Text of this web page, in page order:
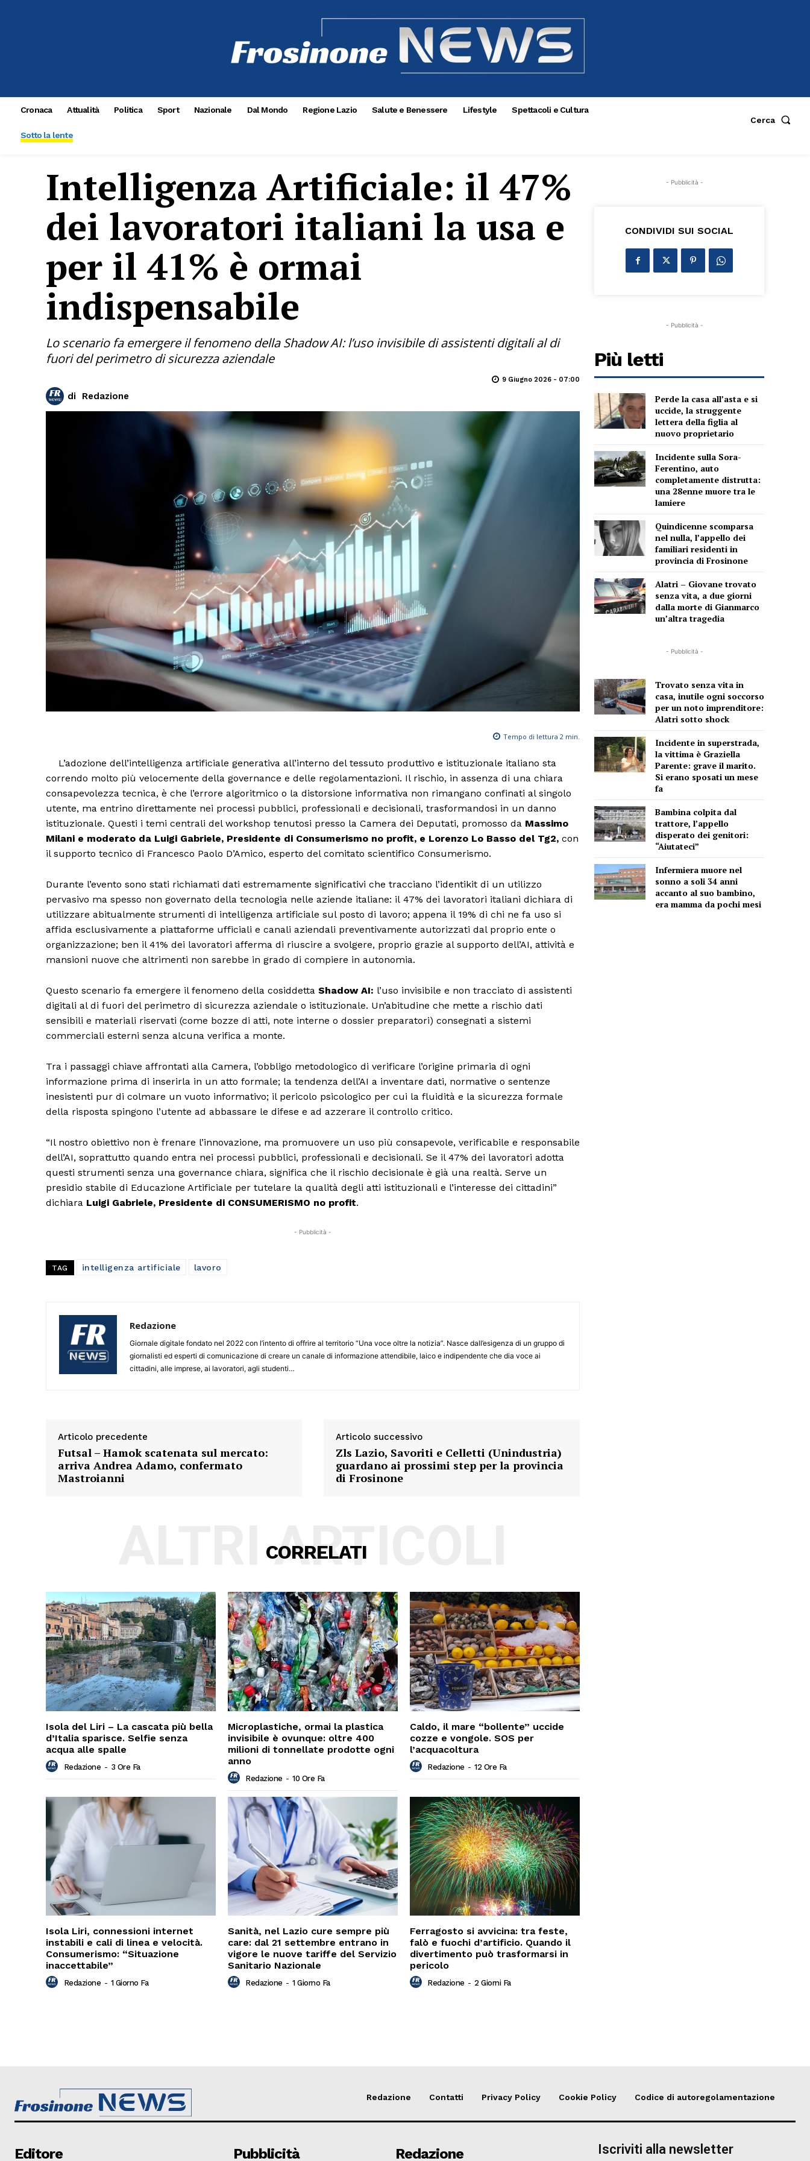
Cronaca Attualità Politica Sport Nazionale Dal Mondo Regione Lazio Salute e Benessere Lifestyle Spettacoli e Cultura
Sotto la lente
Cerca
Intelligenza Artificiale: il 47%
dei lavoratori italiani la usa e
per il 41% è ormai
indispensabile
Lo scenario fa emergere il fenomeno della Shadow AI: l’uso invisibile di assistenti digitali al di
fuori del perimetro di sicurezza aziendale
di Redazione
9 Giugno 2026 - 07:00
Tempo di lettura 2 min.
L’adozione dell’intelligenza artificiale generativa all’interno del tessuto produttivo e istituzionale italiano sta
correndo molto più velocemente della governance e delle regolamentazioni. Il rischio, in assenza di una chiara
consapevolezza tecnica, è che l’errore algoritmico o la distorsione informativa non rimangano confinati al singolo
utente, ma entrino direttamente nei processi pubblici, professionali e decisionali, trasformandosi in un danno
istituzionale. Questi i temi centrali del workshop tenutosi presso la Camera dei Deputati, promosso da Massimo
Milani e moderato da Luigi Gabriele, Presidente di Consumerismo no profit, e Lorenzo Lo Basso del Tg2, con
il supporto tecnico di Francesco Paolo D’Amico, esperto del comitato scientifico Consumerismo.
Durante l’evento sono stati richiamati dati estremamente significativi che tracciano l’identikit di un utilizzo
pervasivo ma spesso non governato della tecnologia nelle aziende italiane: il 47% dei lavoratori italiani dichiara di
utilizzare abitualmente strumenti di intelligenza artificiale sul posto di lavoro; appena il 19% di chi ne fa uso si
affida esclusivamente a piattaforme ufficiali e canali aziendali preventivamente autorizzati dal proprio ente o
organizzazione; ben il 41% dei lavoratori afferma di riuscire a svolgere, proprio grazie al supporto dell’AI, attività e
mansioni nuove che altrimenti non sarebbe in grado di compiere in autonomia.
Questo scenario fa emergere il fenomeno della cosiddetta Shadow AI: l’uso invisibile e non tracciato di assistenti
digitali al di fuori del perimetro di sicurezza aziendale o istituzionale. Un’abitudine che mette a rischio dati
sensibili e materiali riservati (come bozze di atti, note interne o dossier preparatori) consegnati a sistemi
commerciali esterni senza alcuna verifica a monte.
Tra i passaggi chiave affrontati alla Camera, l’obbligo metodologico di verificare l’origine primaria di ogni
informazione prima di inserirla in un atto formale; la tendenza dell’AI a inventare dati, normative o sentenze
inesistenti pur di colmare un vuoto informativo; il pericolo psicologico per cui la fluidità e la sicurezza formale
della risposta spingono l’utente ad abbassare le difese e ad azzerare il controllo critico.
“Il nostro obiettivo non è frenare l’innovazione, ma promuovere un uso più consapevole, verificabile e responsabile
dell’AI, soprattutto quando entra nei processi pubblici, professionali e decisionali. Se il 47% dei lavoratori adotta
questi strumenti senza una governance chiara, significa che il rischio decisionale è già una realtà. Serve un
presidio stabile di Educazione Artificiale per tutelare la qualità degli atti istituzionali e l’interesse dei cittadini”
dichiara Luigi Gabriele, Presidente di CONSUMERISMO no profit.
- Pubblicità -
TAG intelligenza artificiale lavoro
Redazione
Giornale digitale fondato nel 2022 con l’intento di offrire al territorio “Una voce oltre la notizia”. Nasce dall’esigenza di un gruppo di
giornalisti ed esperti di comunicazione di creare un canale di informazione attendibile, laico e indipendente che dia voce ai
cittadini, alle imprese, ai lavoratori, agli studenti…
Articolo precedente
Futsal – Hamok scatenata sul mercato:
arriva Andrea Adamo, confermato
Mastroianni
Articolo successivo
Zls Lazio, Savoriti e Celletti (Unindustria)
guardano ai prossimi step per la provincia
di Frosinone
CORRELATI
ALTRI ARTICOLI
Isola del Liri – La cascata più bella
d’Italia sparisce. Selfie senza
acqua alle spalle
Redazione - 3 Ore Fa
Microplastiche, ormai la plastica
invisibile è ovunque: oltre 400
milioni di tonnellate prodotte ogni
anno
Redazione - 10 Ore Fa
Caldo, il mare “bollente” uccide
cozze e vongole. SOS per
l’acquacoltura
Redazione - 12 Ore Fa
Isola Liri, connessioni internet
instabili e cali di linea e velocità.
Consumerismo: “Situazione
inaccettabile”
Redazione - 1 Giorno Fa
Sanità, nel Lazio cure sempre più
care: dal 21 settembre entrano in
vigore le nuove tariffe del Servizio
Sanitario Nazionale
Redazione - 1 Giorno Fa
Ferragosto si avvicina: tra feste,
falò e fuochi d’artificio. Quando il
divertimento può trasformarsi in
pericolo
Redazione - 2 Giorni Fa
- Pubblicità -
CONDIVIDI SUI SOCIAL
- Pubblicità -
Più letti
Perde la casa all’asta e si
uccide, la struggente
lettera della figlia al
nuovo proprietario
Incidente sulla Sora-
Ferentino, auto
completamente distrutta:
una 28enne muore tra le
lamiere
Quindicenne scomparsa
nel nulla, l’appello dei
familiari residenti in
provincia di Frosinone
Alatri – Giovane trovato
senza vita, a due giorni
dalla morte di Gianmarco
un’altra tragedia
- Pubblicità -
Trovato senza vita in
casa, inutile ogni soccorso
per un noto imprenditore:
Alatri sotto shock
Incidente in superstrada,
la vittima è Graziella
Parente: grave il marito.
Si erano sposati un mese
fa
Bambina colpita dal
trattore, l’appello
disperato dei genitori:
“Aiutateci”
Infermiera muore nel
sonno a soli 34 anni
accanto al suo bambino,
era mamma da pochi mesi
Redazione Contatti Privacy Policy Cookie Policy Codice di autoregolamentazione
Editore Pubblicità Redazione Iscriviti alla newsletter